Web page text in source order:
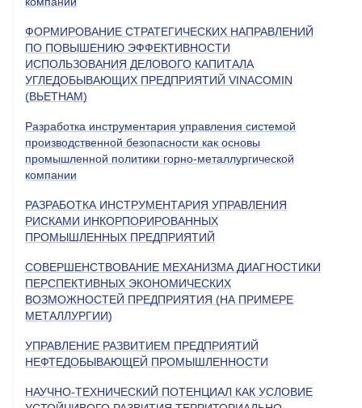
ФОРМИРОВАНИЕ СТРАТЕГИЧЕСКИХ НАПРАВЛЕНИЙ
ПО ПОВЫШЕНИЮ ЭФФЕКТИВНОСТИ
ИСПОЛЬЗОВАНИЯ ДЕЛОВОГО КАПИТАЛА
УГЛЕДОБЫВАЮЩИХ ПРЕДПРИЯТИЙ VINACOMIN
(ВЬЕТНАМ)
Разработка инструментария управления системой
производственной безопасности как основы
промышленной политики горно-металлургической
компании
РАЗРАБОТКА ИНСТРУМЕНТАРИЯ УПРАВЛЕНИЯ
РИСКАМИ ИНКОРПОРИРОВАННЫХ
ПРОМЫШЛЕННЫХ ПРЕДПРИЯТИЙ
СОВЕРШЕНСТВОВАНИЕ МЕХАНИЗМА ДИАГНОСТИКИ
ПЕРСПЕКТИВНЫХ ЭКОНОМИЧЕСКИХ
ВОЗМОЖНОСТЕЙ ПРЕДПРИЯТИЯ (НА ПРИМЕРЕ
МЕТАЛЛУРГИИ)
УПРАВЛЕНИЕ РАЗВИТИЕМ ПРЕДПРИЯТИЙ
НЕФТЕДОБЫВАЮЩЕЙ ПРОМЫШЛЕННОСТИ
НАУЧНО-ТЕХНИЧЕСКИЙ ПОТЕНЦИАЛ КАК УСЛОВИЕ